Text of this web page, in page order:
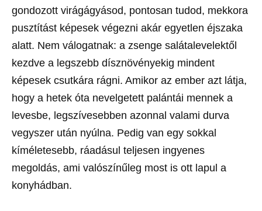
gondozott virágágyásod, pontosan tudod, mekkora
pusztítást képesek végezni akár egyetlen éjszaka
alatt. Nem válogatnak: a zsenge salátalevelektől
kezdve a legszebb dísznövényekig mindent
képesek csutkára rágni. Amikor az ember azt látja,
hogy a hetek óta nevelgetett palántái mennek a
levesbe, legszívesebben azonnal valami durva
vegyszer után nyúlna. Pedig van egy sokkal
kíméletesebb, ráadásul teljesen ingyenes
megoldás, ami valószínűleg most is ott lapul a
konyhádban.